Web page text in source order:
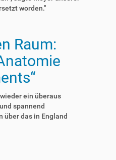
worden."
Raum:
ein überaus
spannend
das in England